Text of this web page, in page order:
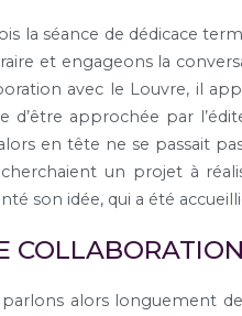
la séance de dédicace
et engageons la
avec le Louvre, il
d’être approchée par
en tête ne se passait
cherchaient un projet à
son idée, qui a été
parlons alors longuement